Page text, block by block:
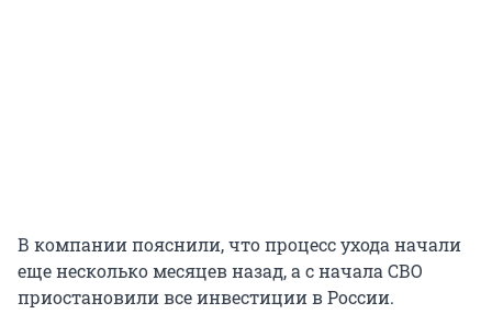
В компании пояснили, что процесс ухода начали
еще несколько месяцев назад, а с начала СВО
приостановили все инвестиции в России.